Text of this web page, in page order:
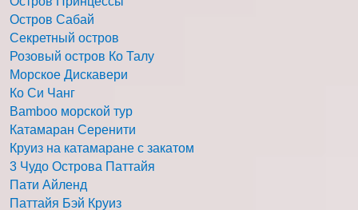
Остров Сабай
Секретный остров
Розовый остров Ко Талу
Морское Дискавери
Ко Си Чанг
Bamboo морской тур
Катамаран Серенити
Круиз на катамаране с закатом
3 Чудо Острова Паттайя
Пати Айленд
Паттайя Бэй Круиз